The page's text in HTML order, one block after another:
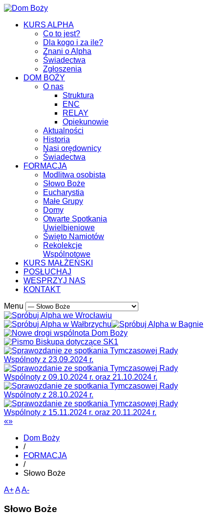
KURS ALPHA
Co to jest?
Dla kogo i za ile?
Znani o Alpha
Świadectwa
Zgłoszenia
DOM BOŻY
O nas
Struktura
ENC
RELAY
Opiekunowie
Aktualności
Historia
Nasi orędownicy
Świadectwa
FORMACJA
Modlitwa osobista
Słowo Boże
Eucharystia
Małe Grupy
Domy
Otwarte Spotkania
Uwielbieniowe
Święto Namiotów
Rekolekcje
Wspólnotowe
KURS MAŁŻEŃSKI
POSŁUCHAJ
WESPRZYJ NAS
KONTAKT
Menu
«»
Dom Boży
/
FORMACJA
/
Słowo Boże
A+AA-
Słowo Boże